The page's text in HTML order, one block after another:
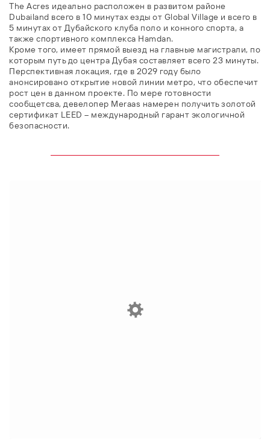
The Acres идеально расположен в развитом районе
Dubailand всего в 10 минутах езды от Global Village и всего в
5 минутах от Дубайского клуба поло и конного спорта, а
также спортивного комплекса Hamdan.
Кроме того, имеет прямой выезд на главные магистрали, по
которым путь до центра Дубая составляет всего 23 минуты.
Перспективная локация, где в 2029 году было
анонсировано открытие новой линии метро, что обеспечит
рост цен в данном проекте. По мере готовности
сообщетсва, девелопер Meraas намерен получить золотой
сертификат LEED – международный гарант экологичной
безопасности.